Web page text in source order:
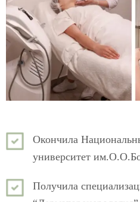
Окончила
университет
Получила